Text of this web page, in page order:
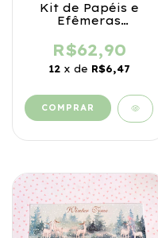
Kit de Papéis e
Efêmeras
Vintage – 56 Peças
R$62,90
12 x de R$6,47